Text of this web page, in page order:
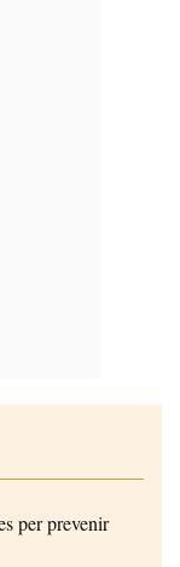
per prevenir